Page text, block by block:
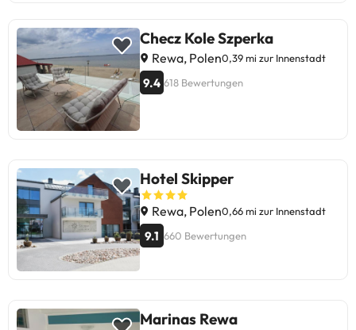
Checz Kole Szperka
Rewa, Polen0,39 mi zur Innenstadt
9.4 618 Bewertungen
Hotel Skipper
Rewa, Polen0,66 mi zur Innenstadt
9.1 660 Bewertungen
Marinas Rewa